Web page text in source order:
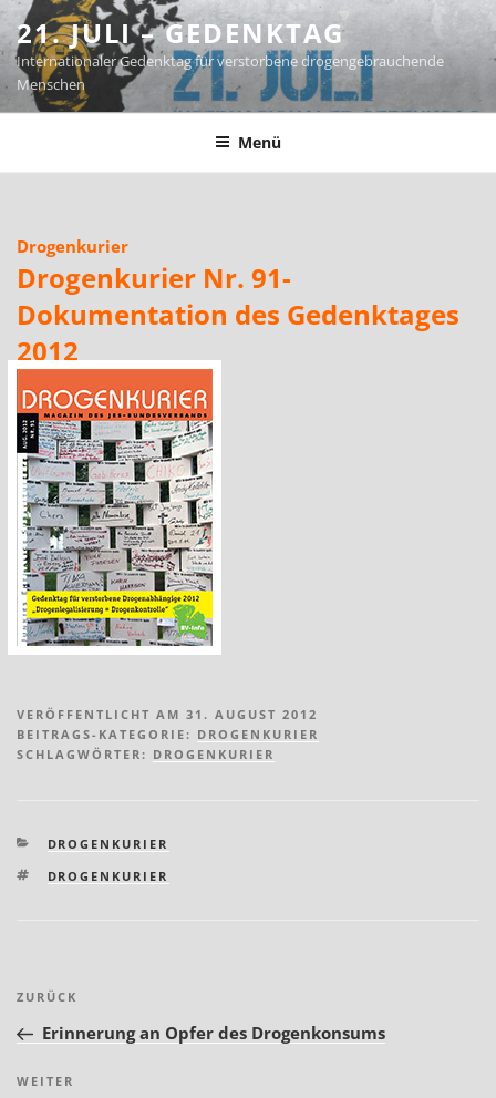
Zum
Inhalt
springen
21. JULI – GEDENKTAG
Internationaler Gedenktag für verstorbene drogengebrauchende
Menschen
Menü
Drogenkurier
Drogenkurier Nr. 91-
Dokumentation des Gedenktages
2012
VERÖFFENTLICHT AM 31. AUGUST 2012
BEITRAGS-KATEGORIE: DROGENKURIER
SCHLAGWÖRTER: DROGENKURIER
KATEGORIEN
DROGENKURIER
SCHLAGWÖRTER
DROGENKURIER
Beitragsnavigation
Vorheriger
Beitrag
ZURÜCK
Erinnerung an Opfer des Drogenkonsums
Nächster
WEITER